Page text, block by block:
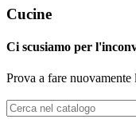
Cucine
Ci scusiamo per
Prova a fare nuovamente